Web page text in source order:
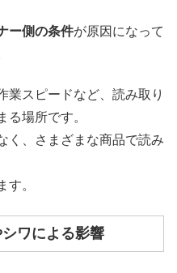
ー側の条件が原因になって
業スピードなど、読み取り
る場所です。
く、さまざまな商品で読み
す。
ワによる影響